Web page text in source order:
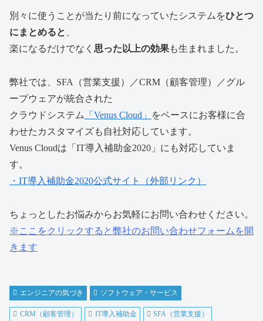
別々に使うことが当たり前になっていたシステムをひとつ
にまとめると
楽になるだけでなく 思った以上の効果も生まれました。
弊社では、SFA（営業支援）／CRM（顧客管理）／グル
ープウェアが統合された
クラウドシステム
「Venus Cloud」 をベースにお客様に合
わせたカスタマイズも自社対応しています。
Venus Cloudは「IT導入補助金2020」にも対応していま
す。
・IT導入補助金2020公式サイト（外部リンク）
ちょっとしたお悩みからお気軽にお問い合わせください。
※ここをクリックすると弊社のお問い合わせフォームを開
きます
エンジニアの気づき ソフトウェア・サービス
CRM（顧客管理） IT導入補助金 SFA（営業支援）